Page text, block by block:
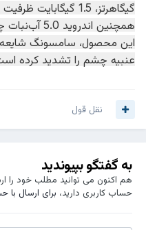
همچنین
عنبیه چشم را تشدید کرده
نقل قول
به گفتگو بپیوندید
هم اکنون می توانید مطلب خود را
حساب کاربری دارید، برای ارسال با